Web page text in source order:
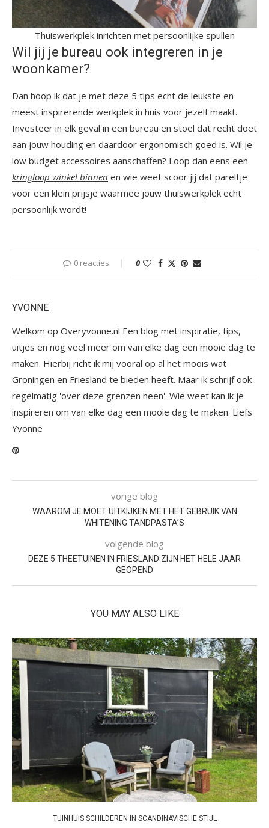
Thuiswerkplek inrichten met persoonlijke spullen
Wil jij je bureau ook integreren in je
woonkamer?
Dan hoop ik dat je met deze 5 tips echt de leukste en
meest inspirerende werkplek in huis voor jezelf maakt.
Investeer in elk geval in een bureau en stoel dat recht doet
aan jouw houding en daardoor ergonomisch goed is. Wil je
low budget accessoires aanschaffen? Loop dan eens een
kringloop winkel binnen en wie weet scoor jij dat pareltje
voor een klein prijsje waarmee jouw thuiswerkplek echt
persoonlijk wordt!
0 reacties 0
YVONNE
Welkom op Overyvonne.nl Een blog met inspiratie, tips,
uitjes en nog veel meer om van elke dag een mooie dag te
maken. Hierbij richt ik mij vooral op al het moois wat
Groningen en Friesland te bieden heeft. Maar ik schrijf ook
regelmatig 'over deze grenzen heen'. Wie weet kan ik je
inspireren om van elke dag een mooie dag te maken. Liefs
Yvonne
vorige blog
WAAROM JE MOET UITKIJKEN MET HET GEBRUIK VAN
WHITENING TANDPASTA’S
volgende blog
DEZE 5 THEETUINEN IN FRIESLAND ZIJN HET HELE JAAR
GEOPEND
YOU MAY ALSO LIKE
TUINHUIS SCHILDEREN IN SCANDINAVISCHE STIJL